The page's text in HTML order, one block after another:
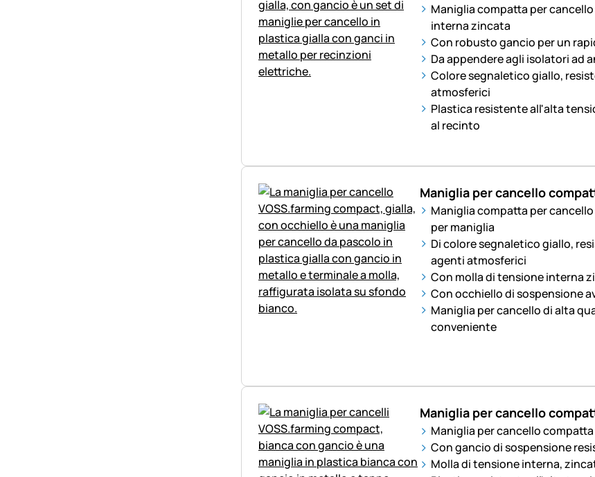
Maniglia compatta per
interna zincata
Con robusto gancio per un
Da appendere agli isolatori ad
Colore segnaletico giallo,
atmosferici
Plastica resistente all'alta
al recinto
Maniglia per cancello
Maniglia compatta per
per maniglia
Di colore segnaletico giallo,
agenti atmosferici
Con molla di tensione interna
Con occhiello di sospensione
Maniglia per cancello di alta
conveniente
Maniglia per cancello
Maniglia per cancello
Con gancio di sospensione
Molla di tensione interna,